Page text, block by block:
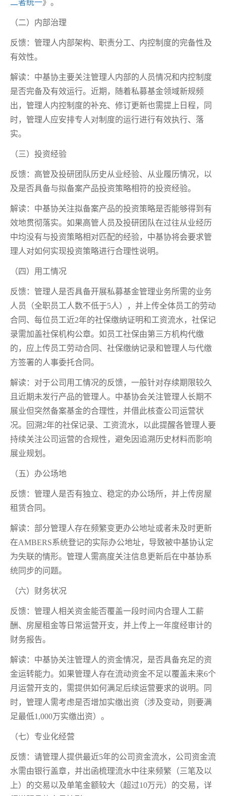
二者统一》。
（二）内部治理
反馈：管理人内部架构、职责分工、内控制度的完备性及
有效性。
解读：中基协主要关注管理人内部的人员情况和内控制度
是否完备及有效运行。近期，随着私募基金领域新规频
出，管理人内控制度的补充、修订更新也需提上日程，同
时，管理人应安排专人对制度的运行进行有效执行、落
实。
（三）投资经验
反馈：高管及投研团队历史从业经验、从业履历情况，以
及是否具备与拟备案产品投资策略相符的投资经验。
解读：中基协关注拟备案产品的投资策略是否能够得到有
效地贯彻落实。如果高管人员及投研团队在过往从业经历
中均没有与投资策略相对匹配的经验，中基协将会要求管
理人对如何实现投资策略进行合理性说明。
（四）用工情况
反馈：管理人是否具备开展私募基金管理业务所需的业务
人员（全职员工人数不低于5人），并上传全体员工的劳动
合同、每位员工近2年的社保缴纳证明和工资流水，社保记
录需加盖社保机构公章。如员工社保由第三方机构代缴
的，应上传员工劳动合同、社保缴纳记录和管理人与代缴
方签署的人事委托合同。
解读：对于公司用工情况的反馈，一般针对存续期限较久
且近期未发行产品的管理人。中基协会关注管理人长期不
展业但突然备案基金的合理性，并借此核查公司运营状
况。回溯2年的社保记录、工资流水，以此提醒各管理人要
持续关注公司运营的合规性，避免因追溯历史材料而影响
展业规划。
（五）办公场地
反馈：管理人是否有独立、稳定的办公场所，并上传房屋
租赁合同。
解读：部分管理人存在频繁变更办公地址或者未及时更新
在AMBERS系统登记的实际办公地址，导致被中基协认定
为失联的情形。管理人需高度关注信息更新后在中基协系
统同步的问题。
（六）财务状况
反馈：管理人相关资金能否覆盖一段时间内合理人工薪
酬、房屋租金等日常运营开支，并上传上一年度经审计的
财务报告。
解读：中基协关注管理人的资金情况，是否具备充足的资
金运转能力。如果管理人存在流动资金不足以覆盖未来6个
月运营开支的，需提供如何满足后续运营要求的说明。同
时，管理人需考虑是否增加实缴出资（涉及变动，则要满
足最低1,000万实缴出资）。
（七）专业化经营
反馈：请管理人提供最近5年的公司资金流水，公司资金流
水需由银行盖章，并出函梳理流水中往来频繁（三笔及以
上）的交易以及单笔金额较大（超过10万元）的交易，详